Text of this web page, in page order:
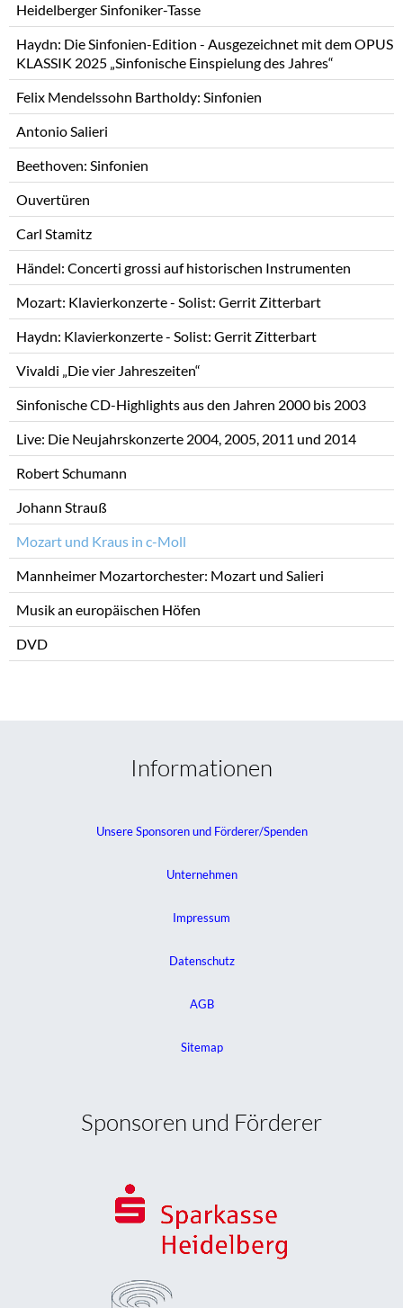
Heidelberger Sinfoniker-Tasse
Haydn: Die Sinfonien-Edition - Ausgezeichnet mit dem OPUS
KLASSIK 2025 „Sinfonische Einspielung des Jahres“
Felix Mendelssohn Bartholdy: Sinfonien
Antonio Salieri
Beethoven: Sinfonien
Ouvertüren
Carl Stamitz
Händel: Concerti grossi auf historischen Instrumenten
Mozart: Klavierkonzerte - Solist: Gerrit Zitterbart
Haydn: Klavierkonzerte - Solist: Gerrit Zitterbart
Vivaldi „Die vier Jahreszeiten“
Sinfonische CD-Highlights aus den Jahren 2000 bis 2003
Live: Die Neujahrskonzerte 2004, 2005, 2011 und 2014
Robert Schumann
Johann Strauß
Mozart und Kraus in c-Moll
Mannheimer Mozartorchester: Mozart und Salieri
Musik an europäischen Höfen
DVD
Informationen
Unsere Sponsoren und Förderer/Spenden
Unternehmen
Impressum
Datenschutz
AGB
Sitemap
Sponsoren und Förderer